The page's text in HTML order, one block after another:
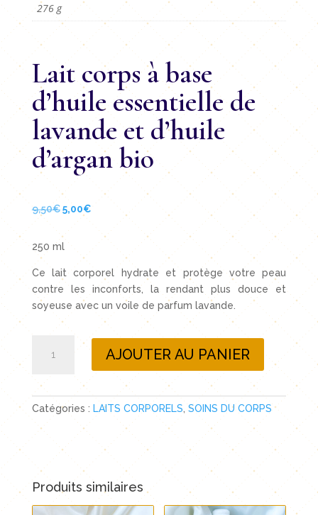
276 g
Lait corps à base
d’huile essentielle de
lavande et d’huile
d’argan bio
9,50€ Le
prix
initial
était :
9,50€.
5,00€Le
actuel
5,00€.
250 ml
Ce lait corporel hydrate et protège votre peau
contre les inconforts, la rendant plus douce et
soyeuse avec un voile de parfum lavande.
corps
à
base
essentielle
de
lavande
et
AJOUTER AU PANIER
Catégories : LAITS CORPORELS ,SOINS DU CORPS
Produits similaires